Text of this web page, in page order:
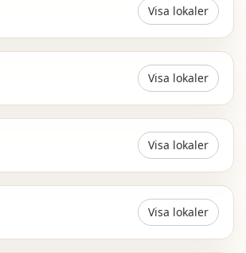
Visa lokaler
Visa lokaler
Visa lokaler
Visa lokaler